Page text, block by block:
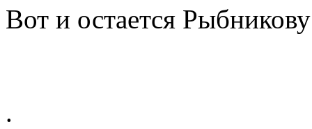
Вот и остается
.